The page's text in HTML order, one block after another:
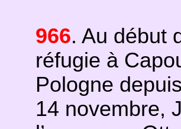
966. Au début
réfugie à
Pologne
14 novembre,